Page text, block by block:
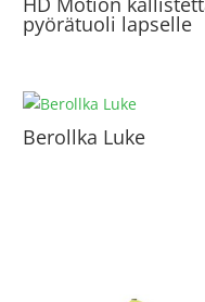
pyörätuoli lapselle
Berollka Luke